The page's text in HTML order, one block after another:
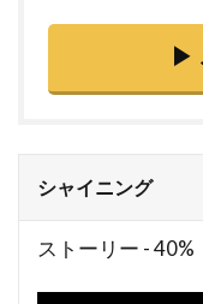
トーマス・F・
トーマス・G・
トーマス・キニ
トーマス・サ
トーマス・タル
▶
シャイニング
ストーリー -40%